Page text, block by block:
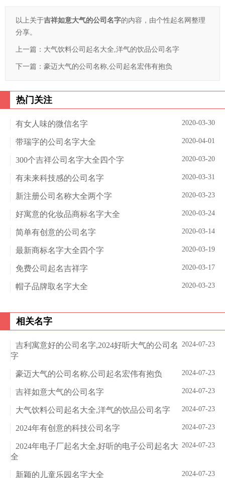
以上关于吉祥如意大气的公司名字的内容，由个性起名网整理
分享。
上一篇： 大气饮料公司起名大全,洋气的饮品公司名字
下一篇： 豪迈大气的公司名称,公司起名宏伟有抱负
热门关注
2020-03-30
有女人味的微信名字
2020-04-01
带瑞字的公司名字大全
2020-03-20
300个吉祥公司名字大全四个字
2020-03-31
有未来科技感的公司名字
2020-03-23
新注册公司名称大全两个字
2020-03-24
好寓意的化妆品商标名字大全
2020-03-14
简单有创意的公司名字
2020-03-19
最新商标名字大全四个字
2020-03-17
免费公司起名吉祥字
2020-03-23
帽子品牌取名字大全
相关名字
2024-07-23
吉利寓意好的公司名字,2024好听大气的公司名
字
2024-07-23
豪迈大气的公司名称,公司起名宏伟有抱负
2024-07-23
吉祥如意大气的公司名字
2024-07-23
大气饮料公司起名大全,洋气的饮品公司名字
2024-07-23
2024年有创意的科技公司名字
2024-07-23
2024年电子厂起名大全,好听的电子公司起名大
全
2024-07-23
新颖的儿童乐园名字大全